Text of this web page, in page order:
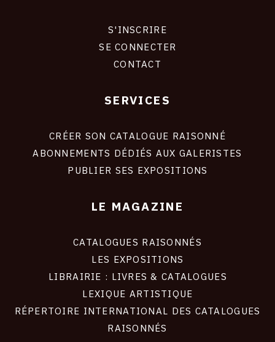
S'INSCRIRE
SE CONNECTER
CONTACT
SERVICES
CRÉER SON CATALOGUE RAISONNÉ
ABONNEMENTS DÉDIÉS AUX GALERISTES
PUBLIER SES EXPOSITIONS
LE MAGAZINE
CATALOGUES RAISONNÉS
LES EXPOSITIONS
LIBRAIRIE : LIVRES & CATALOGUES
LEXIQUE ARTISTIQUE
RÉPERTOIRE INTERNATIONAL DES CATALOGUES
RAISONNÉS